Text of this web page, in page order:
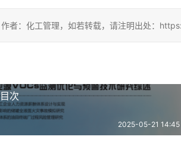
作者：化工管理，如若转载，请注明出处：
次
2025-05-21 14:45